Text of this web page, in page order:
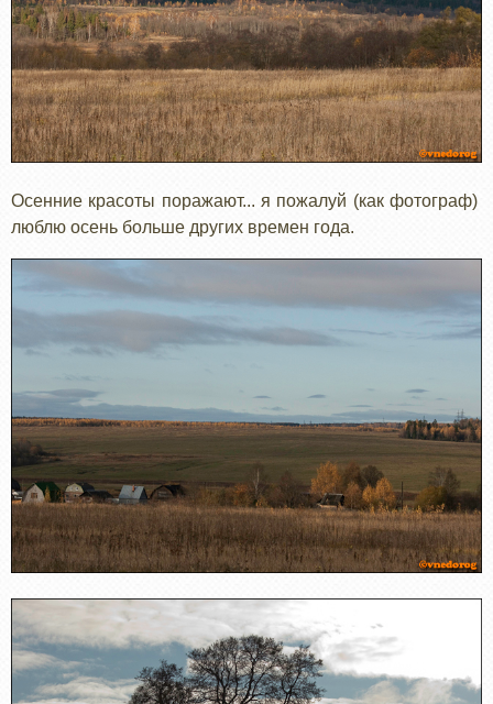
Осенние красоты поражают... я пожалуй (как фотограф)
люблю осень больше других времен года.